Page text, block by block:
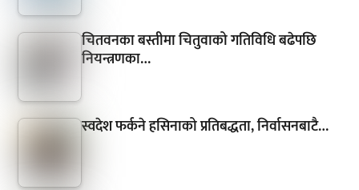
चितवनका बस्तीमा चितुवाको गतिविधि बढेपछि
नियन्त्रणका…
स्वदेश फर्कने हसिनाको प्रतिबद्धता, निर्वासनबाटै…